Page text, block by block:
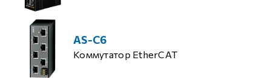
AS-C6
Коммутатор EtherCAT